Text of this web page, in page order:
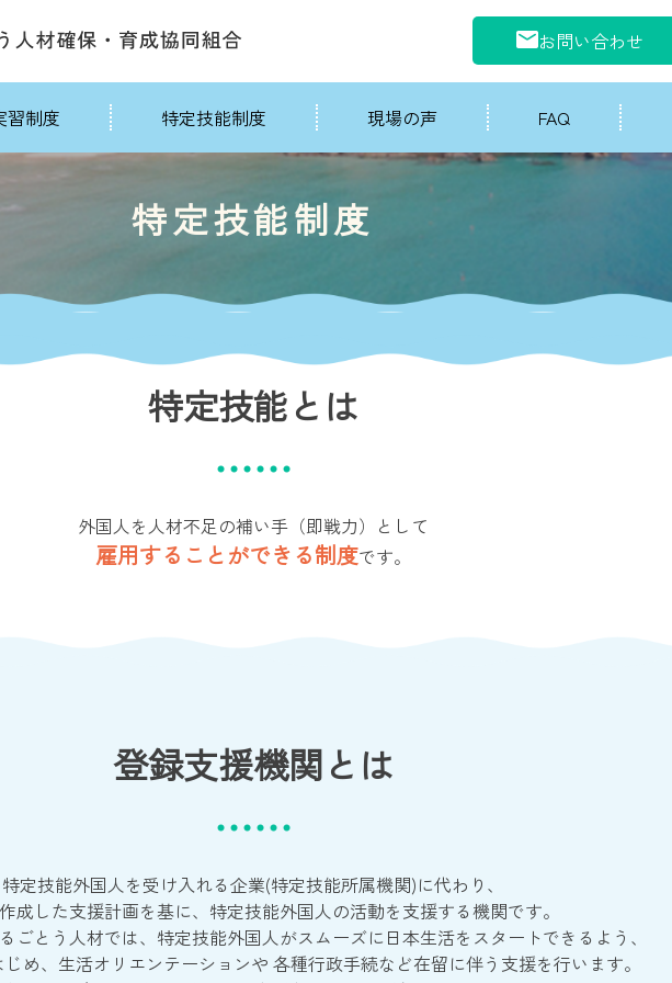
お問い合わせ
習制度 特定技能制度 現場の声 FAQ
特定技能制度
特定技能とは
外国人を人材不足の補い手（即戦力）として
雇用することができる制度です。
登録支援機関とは
特定技能外国人を受け入れる企業(特定技能所属機関)に代わり、
成した支援計画を基に、特定技能外国人の活動を支援する機関です。
ごとう人材では、特定技能外国人がスムーズに日本生活をスタートできるよう、
め、生活オリエンテーションや 各種行政手続など在留に伴う支援を行います。